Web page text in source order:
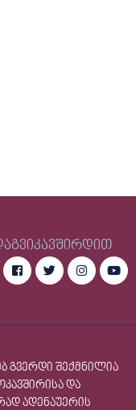
გვერდი შექმნილია
და
ადენაუერის